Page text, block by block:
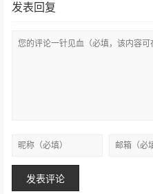
发表回复